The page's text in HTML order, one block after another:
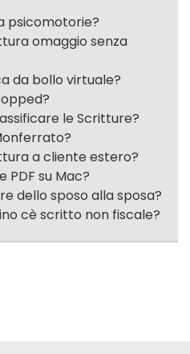
psicomotorie?
omaggio senza
da bollo virtuale?
le Scritture?
a cliente estero?
PDF su Mac?
dello sposo alla sposa?
cè scritto non fiscale?